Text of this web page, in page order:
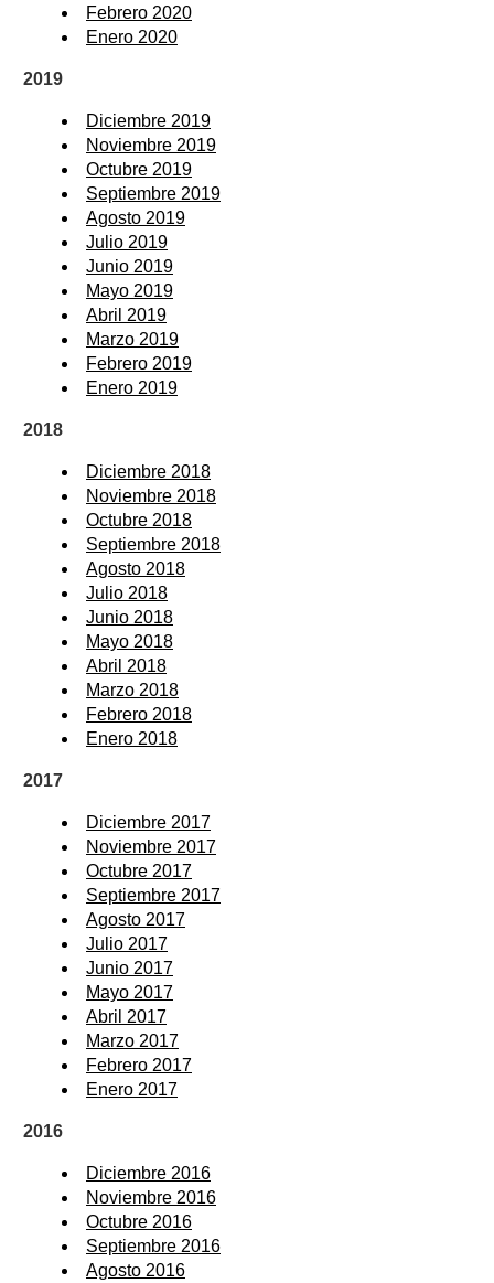
Febrero 2020
Enero 2020
2019
Diciembre 2019
Noviembre 2019
Octubre 2019
Septiembre 2019
Agosto 2019
Julio 2019
Junio 2019
Mayo 2019
Abril 2019
Marzo 2019
Febrero 2019
Enero 2019
2018
Diciembre 2018
Noviembre 2018
Octubre 2018
Septiembre 2018
Agosto 2018
Julio 2018
Junio 2018
Mayo 2018
Abril 2018
Marzo 2018
Febrero 2018
Enero 2018
2017
Diciembre 2017
Noviembre 2017
Octubre 2017
Septiembre 2017
Agosto 2017
Julio 2017
Junio 2017
Mayo 2017
Abril 2017
Marzo 2017
Febrero 2017
Enero 2017
2016
Diciembre 2016
Noviembre 2016
Octubre 2016
Septiembre 2016
Agosto 2016